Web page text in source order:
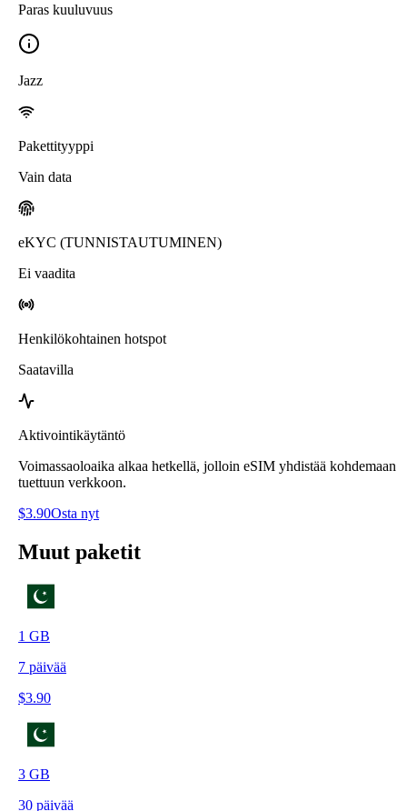
Paras kuuluvuus
Jazz
Pakettityyppi
Vain data
eKYC (TUNNISTAUTUMINEN)
Ei vaadita
Henkilökohtainen hotspot
Saatavilla
Aktivointikäytäntö
Voimassaoloaika alkaa hetkellä, jolloin eSIM yhdistää kohdemaan
tuettuun verkkoon.
$3.90Osta nyt
Muut paketit
1 GB
7 päivää
$3.90
3 GB
30 päivää